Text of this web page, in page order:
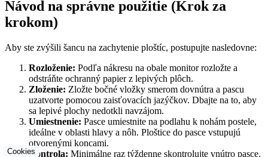
Návod na správne použitie (Krok za
krokom)
Aby ste zvýšili šancu na zachytenie ploštíc, postupujte nasledovne:
Rozloženie: Podľa nákresu na obale monitor rozložte a
odstráňte ochranný papier z lepivých plôch.
Zloženie: Zložte bočné vložky smerom dovnútra a pascu
uzatvorte pomocou zaisťovacích jazýčkov. Dbajte na to, aby
sa lepivé plochy nedotkli navzájom.
Umiestnenie: Pasce umiestnite na podlahu k nohám postele,
ideálne v oblasti hlavy a nôh. Ploštice do pasce vstupujú
otvorenými koncami.
Kontrola: Minimálne raz týždenne skontrolujte vnútro pasce.
Cookies